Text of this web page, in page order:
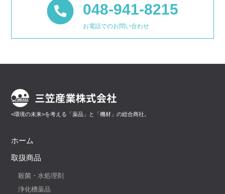
048-941-8215
お電話でのお問い合わせ
<環境の未来>を考える「薬品」と「機材」の総合商社。
ホーム
取扱商品
殺菌・水処理剤
浄化槽薬品